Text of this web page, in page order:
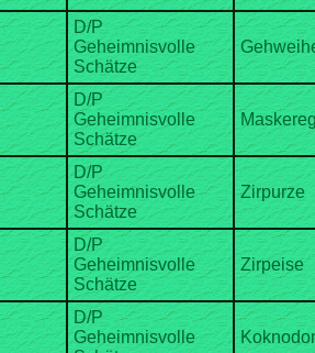
D/P
Geheimnisvolle
D/P
Geheimnisvolle
D/P
Geheimnisvolle
D/P
Geheimnisvolle
D/P
Geheimnisvolle